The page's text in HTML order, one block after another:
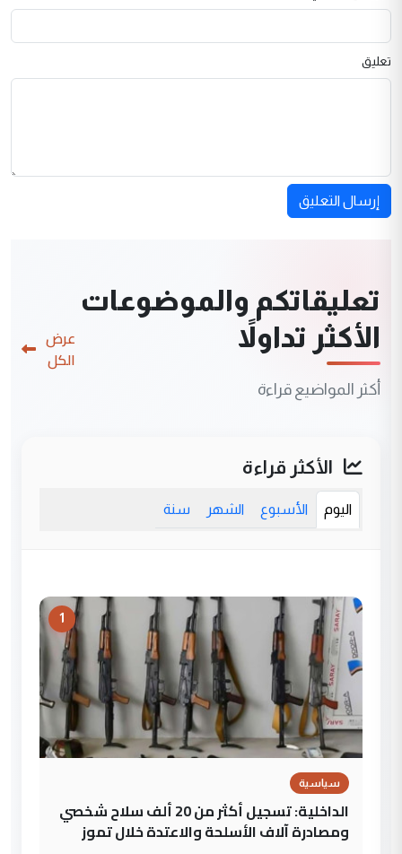
تعليق
إرسال التعليق
تعليقاتكم والموضوعات
الأكثر تداولاً
أكثر المواضيع قراءة
عرض
الكل
الأكثر قراءة
اليوم الأسبوع الشهر سنة
1
سياسية
الداخلية: تسجيل أكثر من 20 ألف سلاح شخصي
ومصادرة آلاف الأسلحة والاعتدة خلال تموز